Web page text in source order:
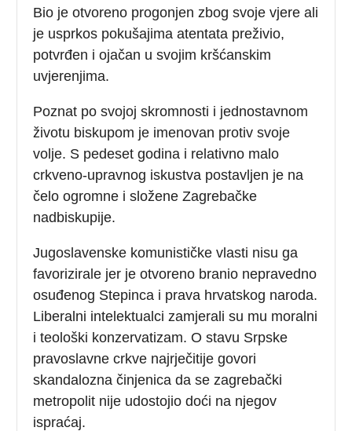
Bio je otvoreno progonjen zbog svoje vjere ali
je usprkos pokušajima atentata preživio,
potvrđen i ojačan u svojim kršćanskim
uvjerenjima.
Poznat po svojoj skromnosti i jednostavnom
životu biskupom je imenovan protiv svoje
volje. S pedeset godina i relativno malo
crkveno-upravnog iskustva postavljen je na
čelo ogromne i složene Zagrebačke
nadbiskupije.
Jugoslavenske komunističke vlasti nisu ga
favorizirale jer je otvoreno branio nepravedno
osuđenog Stepinca i prava hrvatskog naroda.
Liberalni intelektualci zamjerali su mu moralni
i teološki konzervatizam. O stavu Srpske
pravoslavne crkve najrječitije govori
skandalozna činjenica da se zagrebački
metropolit nije udostojio doći na njegov
ispraćaj.